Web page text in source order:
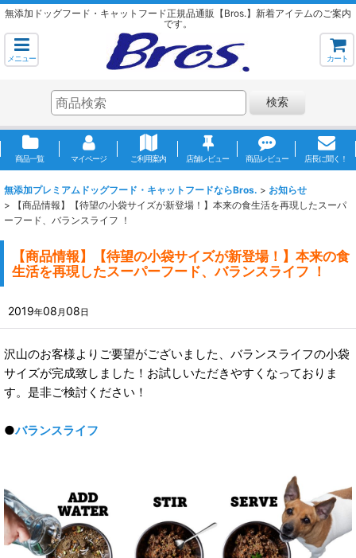
無添加ドッグフード・キャットフード正規品通販【Bros.】新着アイテムのご案内
です。
メニュー カート
検索
商品一覧 マイページ ご利用案内 店舗レビュー 商品レビュー 店長に聞く！
無添加プレミアムドッグフード・キャットフードならBros. > お知らせ
>
【商品情報】【待望の小袋サイズが新登場！】本来の食生活を再現したスーパ
ーフード、バランスライフ ！
【商品情報】【待望の小袋サイズが新登場！】本来の食
生活を再現したスーパーフード、バランスライフ ！
2019年08 月 08 日
沢山のお客様よりご要望がございました、バランスライフの小袋
サイズが完成致しました！お試しいただきやすくなっておりま
す。是非ご検討ください！
●バランスライフ